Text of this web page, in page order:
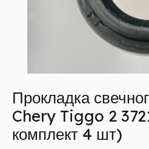
Прокладка
Chery Tiggo 2
комплект 4 шт)